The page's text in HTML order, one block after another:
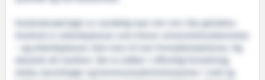
Havbruksnæringen er uendelig mye mer enn rike gründere.
Havbruk er arbeidsplasser som krever universitetsutdannelse
absolutt alt imellom. Det er jobber i offentlig forvaltning,
skoler, barnehager og kommuneadministrasjoner i små og